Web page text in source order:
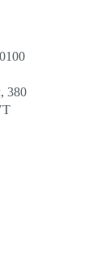
380